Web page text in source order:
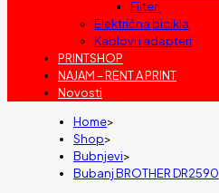
Filteri
Električna bicikla
Kablovi i adapteri
PRINTSHOP
NAJAM – RENT A PRINT
Novosti
Home>
Shop>
Bubnjevi>
Bubanj BROTHER DR2590